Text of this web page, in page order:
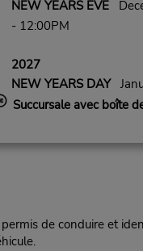
NEW YEARS EVE
- 12:00PM
2027
NEW YEARS DAY
Succursale avec boîte
de conduire et